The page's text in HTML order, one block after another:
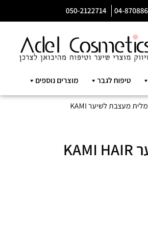
04-
050-2122714
טיפוח לגבר מוצרים נוספים
/ מברשת חשמלית מעצבת לשיער KAMI
מברשת חשמלית מעצבת לשיער KAMI HAIR